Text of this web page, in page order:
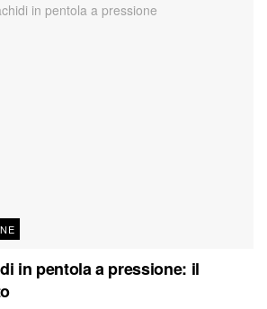
in pentola a pressione: il